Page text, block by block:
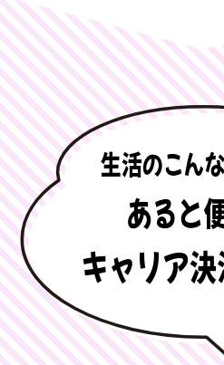
あると
生活のこん
キャリア